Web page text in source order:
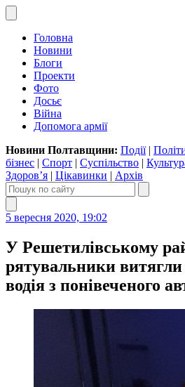
Головна
Новини
Блоги
Проекти
Фото
Досьє
Війна
Допомога армії
Новини Полтавщини: Події|
бізнес | Спорт | Суспільство |
Здоров’я | Цікавинки | Архів
5 вересня 2020, 19:02
У Решетилівському
рятувальники
водія з понівеченого